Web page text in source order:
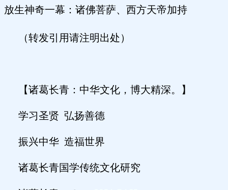
放生神奇一幕：诸佛菩萨、西方天帝加持
（转发引用请注明出处）
【诸葛长青：中华文化，博大精深。】
学习圣贤 弘扬善德
振兴中华 造福世界
诸葛长青国学传统文化研究